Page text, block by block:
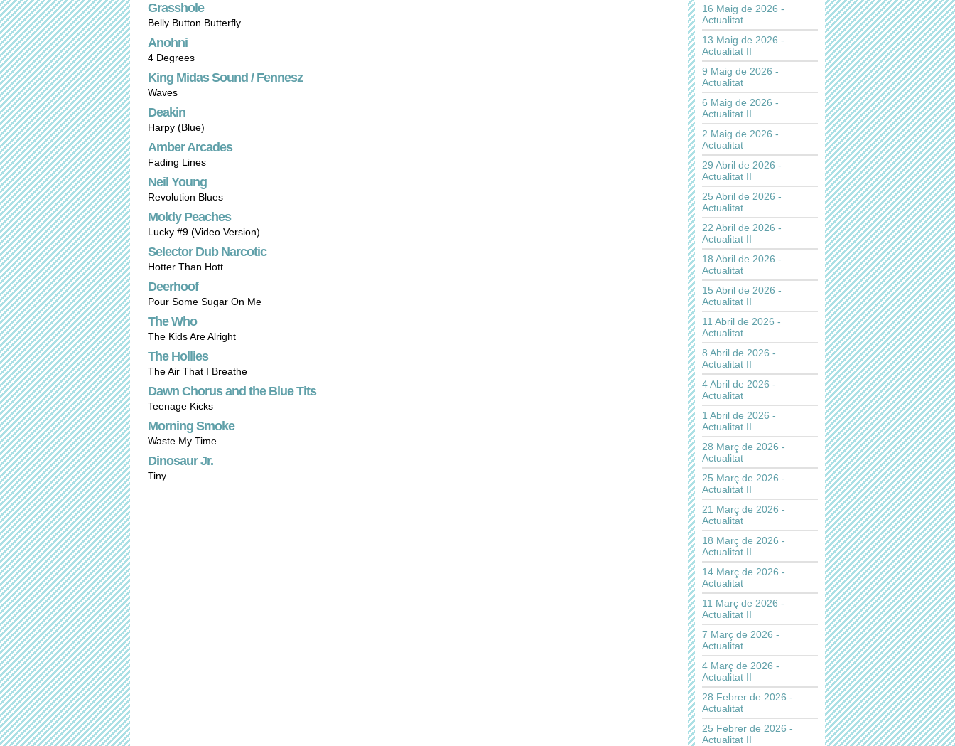
Grasshole
Belly Button Butterfly
Anohni
4 Degrees
King Midas Sound / Fennesz
Waves
Deakin
Harpy (Blue)
Amber Arcades
Fading Lines
Neil Young
Revolution Blues
Moldy Peaches
Lucky #9 (Video Version)
Selector Dub Narcotic
Hotter Than Hott
Deerhoof
Pour Some Sugar On Me
The Who
The Kids Are Alright
The Hollies
The Air That I Breathe
Dawn Chorus and the Blue Tits
Teenage Kicks
Morning Smoke
Waste My Time
Dinosaur Jr.
Tiny
16 Maig de 2026 -
Actualitat
13 Maig de 2026 -
Actualitat II
9 Maig de 2026 -
Actualitat
6 Maig de 2026 -
Actualitat II
2 Maig de 2026 -
Actualitat
29 Abril de 2026 -
Actualitat II
25 Abril de 2026 -
Actualitat
22 Abril de 2026 -
Actualitat II
18 Abril de 2026 -
Actualitat
15 Abril de 2026 -
Actualitat II
11 Abril de 2026 -
Actualitat
8 Abril de 2026 -
Actualitat II
4 Abril de 2026 -
Actualitat
1 Abril de 2026 -
Actualitat II
28 Març de 2026 -
Actualitat
25 Març de 2026 -
Actualitat II
21 Març de 2026 -
Actualitat
18 Març de 2026 -
Actualitat II
14 Març de 2026 -
Actualitat
11 Març de 2026 -
Actualitat II
7 Març de 2026 -
Actualitat
4 Març de 2026 -
Actualitat II
28 Febrer de 2026 -
Actualitat
25 Febrer de 2026 -
Actualitat II